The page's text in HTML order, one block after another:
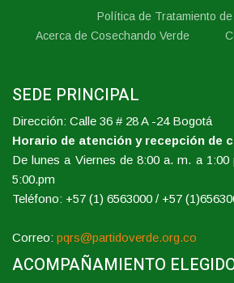
Política de Tratamiento
Acerca de Cosechando Verde
SEDE PRINCIPAL
Dirección: Calle 36 # 28 A -24 Bogotá
Horario de atención y recepción de
De lunes a Viernes de 8:00 a. m. a
5:00.pm
Teléfono: +57 (1) 6563000 / +57
Correo: pqrs@partidoverde.org.co
ACOMPAÑAMIENTO